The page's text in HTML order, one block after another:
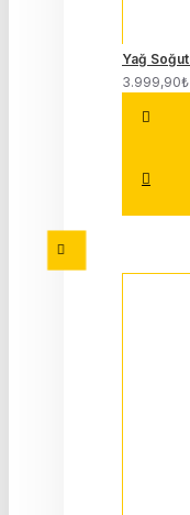
3.999,90₺